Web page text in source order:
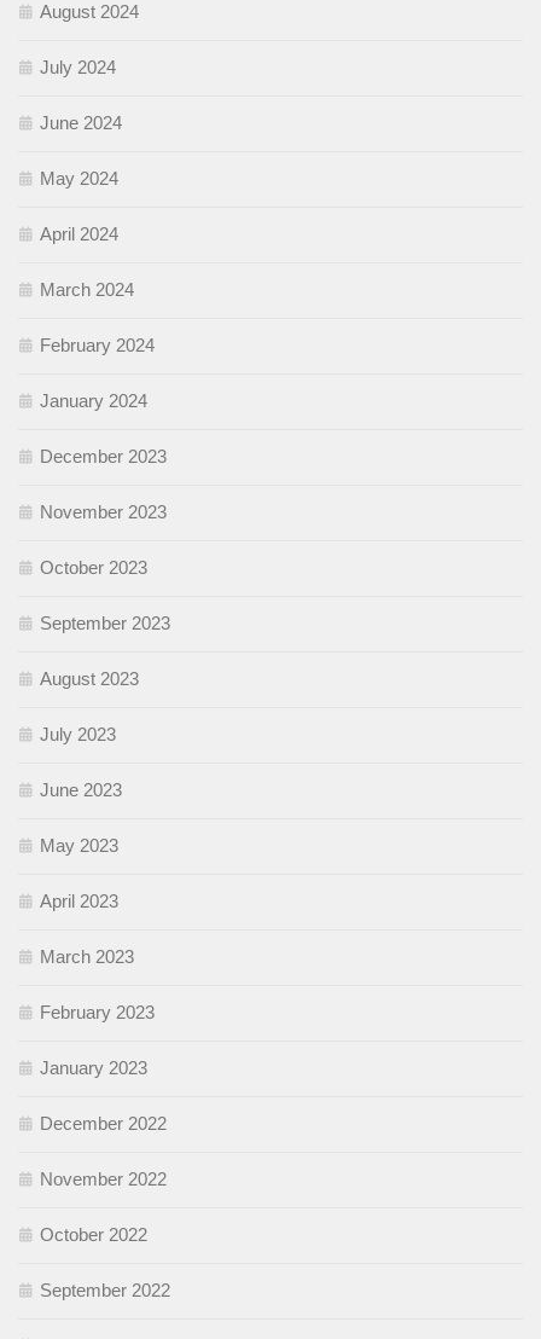
August 2024
July 2024
June 2024
May 2024
April 2024
March 2024
February 2024
January 2024
December 2023
November 2023
October 2023
September 2023
August 2023
July 2023
June 2023
May 2023
April 2023
March 2023
February 2023
January 2023
December 2022
November 2022
October 2022
September 2022